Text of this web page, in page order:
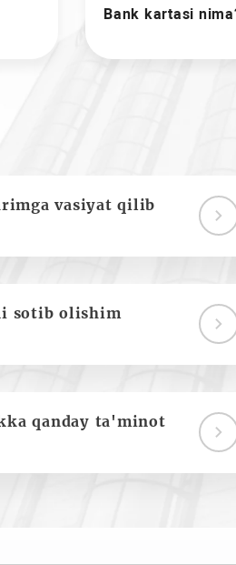
Bank kartasi
vasiyat qilib
sotib olishim
qanday ta'minot